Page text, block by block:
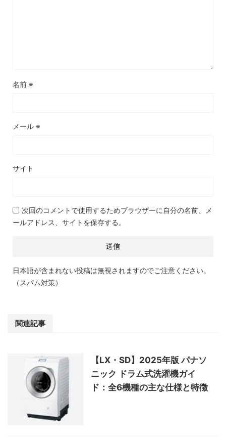
名前 ※
メール ※
サイト
次回のコメントで使用するためブラウザーに自分の名前、メ
ールアドレス、サイトを保存する。
日本語が含まれない投稿は無視されますのでご注意ください。
（スパム対策）
関連記事
【LX・SD】2025年版 パナソ
ニック ドラム式洗濯機ガイ
ド：全6機種の主な仕様と特徴